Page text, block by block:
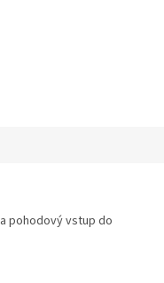
pohodový vstup do